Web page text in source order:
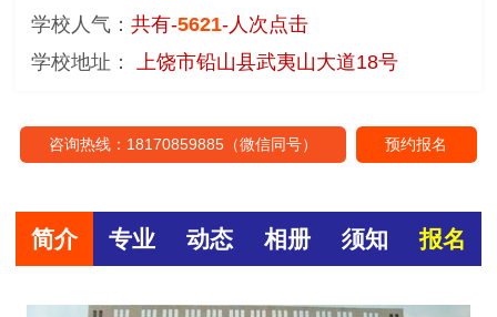
学校人气： 共有-5621-人次点击
学校地址：
上饶市铅山县武夷山大道18号
咨询热线：18170859885（微信同号） 预约报名
简介 专业 动态 相册 须知 报名